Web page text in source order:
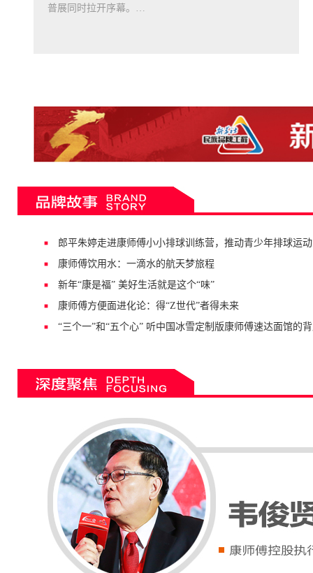
普展同时拉开序幕。…
郎平朱婷走进康师傅小小排球训练营，推动青少年排球运动
康师傅饮用水：一滴水的航天梦旅程
新年“康是福” 美好生活就是这个“味”
康师傅方便面进化论：得“Z世代”者得未来
“三个一”和“五个心” 听中国冰雪定制版康师傅速达面馆的